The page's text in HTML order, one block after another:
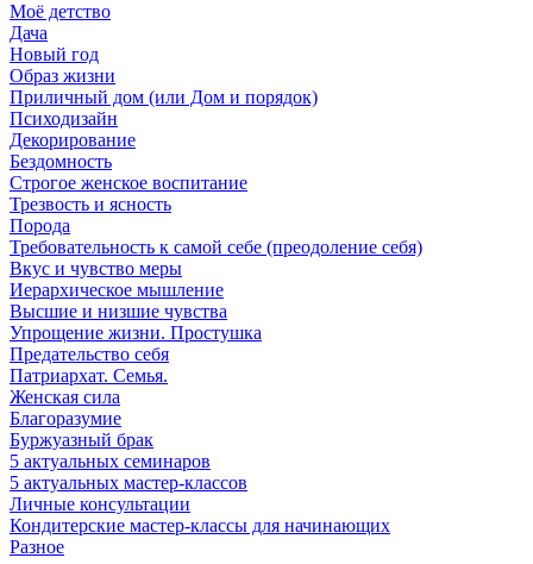
Моё детство
Дача
Новый год
Образ жизни
Приличный дом (или Дом и порядок)
Психодизайн
Декорирование
Бездомность
Строгое женское воспитание
Трезвость и ясность
Порода
Требовательность к самой себе (преодоление себя)
Вкус и чувство меры
Иерархическое мышление
Высшие и низшие чувства
Упрощение жизни. Простушка
Предательство себя
Патриархат. Семья.
Женская сила
Благоразумие
Буржуазный брак
5 актуальных семинаров
5 актуальных мастер-классов
Личные консультации
Кондитерские мастер-классы для начинающих
Разное